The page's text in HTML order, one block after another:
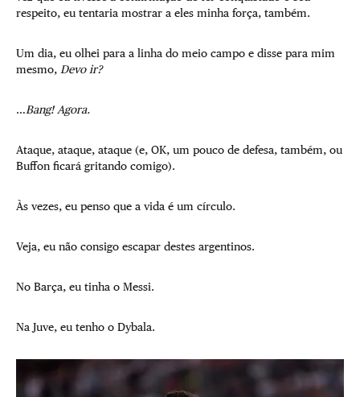
respeito, eu tentaria mostrar a eles minha força, também.
Um dia, eu olhei para a linha do meio campo e disse para mim
mesmo, Devo ir?
…Bang! Agora.
Ataque, ataque, ataque (e, OK, um pouco de defesa, também, ou
Buffon ficará gritando comigo).
Às vezes, eu penso que a vida é um círculo.
Veja, eu não consigo escapar destes argentinos.
No Barça, eu tinha o Messi.
Na Juve, eu tenho o Dybala.